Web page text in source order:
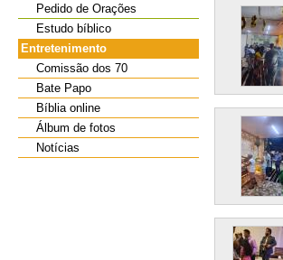
Pedido de Orações
Estudo bíblico
Entretenimento
Comissão dos 70
Bate Papo
Bíblia online
Álbum de fotos
Notícias